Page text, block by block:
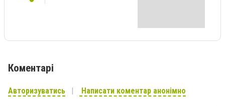
Коментарі
Авторизуватись Написати коментар анонімно